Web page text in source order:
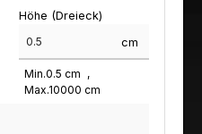
Höhe (Dreieck)
cm
Min.0.5 cm
Max.10000 cm